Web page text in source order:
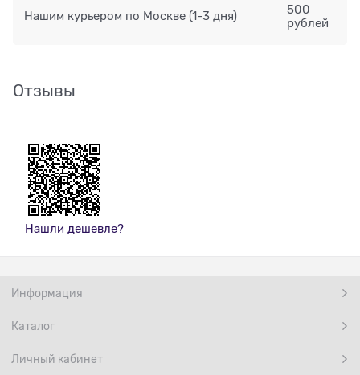
Нашим курьером по Москве (1-3 дня)
500
рублей
Отзывы
Нашли дешевле?
Информация
Каталог
Личный кабинет